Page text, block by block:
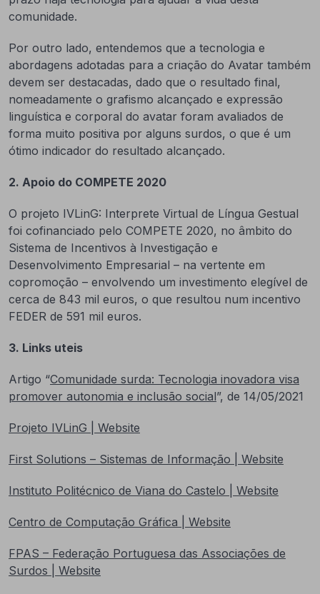
comunidade.
Por outro lado, entendemos que a tecnologia e
abordagens adotadas para a criação do Avatar também
devem ser destacadas, dado que o resultado final,
nomeadamente o grafismo alcançado e expressão
linguística e corporal do avatar foram avaliados de
forma muito positiva por alguns surdos, o que é um
ótimo indicador do resultado alcançado.
2. Apoio do COMPETE 2020
O projeto IVLinG: Interprete Virtual de Língua Gestual
foi cofinanciado pelo COMPETE 2020, no âmbito do
Sistema de Incentivos à Investigação e
Desenvolvimento Empresarial – na vertente em
copromoção – envolvendo um investimento elegível de
cerca de 843 mil euros, o que resultou num incentivo
FEDER de 591 mil euros.
3. Links uteis
Artigo “Comunidade surda: Tecnologia inovadora visa
promover autonomia e inclusão social”, de 14/05/2021
Projeto IVLinG | Website
First Solutions – Sistemas de Informação | Website
Instituto Politécnico de Viana do Castelo | Website
Centro de Computação Gráfica | Website
FPAS – Federação Portuguesa das Associações de
Surdos | Website